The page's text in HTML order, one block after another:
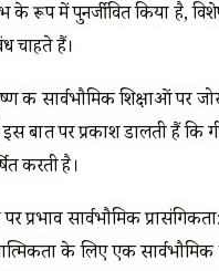
के रूप में पुनर्जीवित किया है,
चाहते हैं।
की सार्वभौमिक शिक्षाओं पर
बात पर प्रकाश डालती हैं कि
करती है।
प्रभाव सार्वभौमिक
के लिए एक सार्वभौमिक